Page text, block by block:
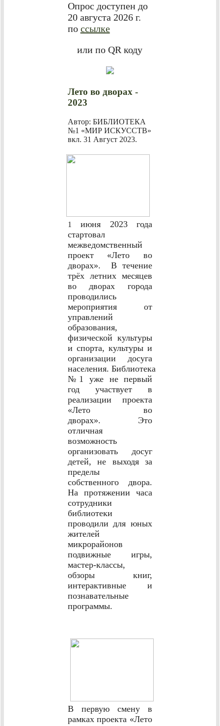
Опрос доступен до
20 августа 2026 г.
по ссылке
или по QR коду
Лето во дворах -
2023
Автор: БИБЛИОТЕКА
№1 «МИР ИСКУССТВ»
вкл. 31 Август 2023.
1
июня 2023 года
стартовал
межведомственный
проект «Лето во
дворах». В течение
трёх летних месяцев
во дворах города
проводились
мероприятия от
управлений
образования,
физической культуры
и спорта, культуры и
организации досуга
населения. Библиотека
№1 уже не первый
год участвует в
реализации проекта
«Лето во
дворах». Это
отличная
возможность
организовать досуг
детей, не выходя за
пределы
собственного двора.
На протяжении часа
сотрудники
библиотеки
проводили для юных
жителей
микрорайонов
подвижные игры,
мастер-классы,
обзоры книг,
интерактивные и
познавательные
программы.
В первую смену в
рамках проекта «Лето